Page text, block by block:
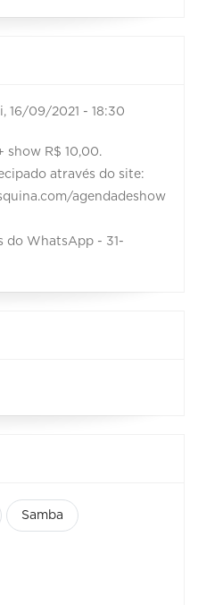
16/09/2021 - 18:30
show R$ 10,00.
através do site:
agendadeshow
do WhatsApp - 31-
Samba